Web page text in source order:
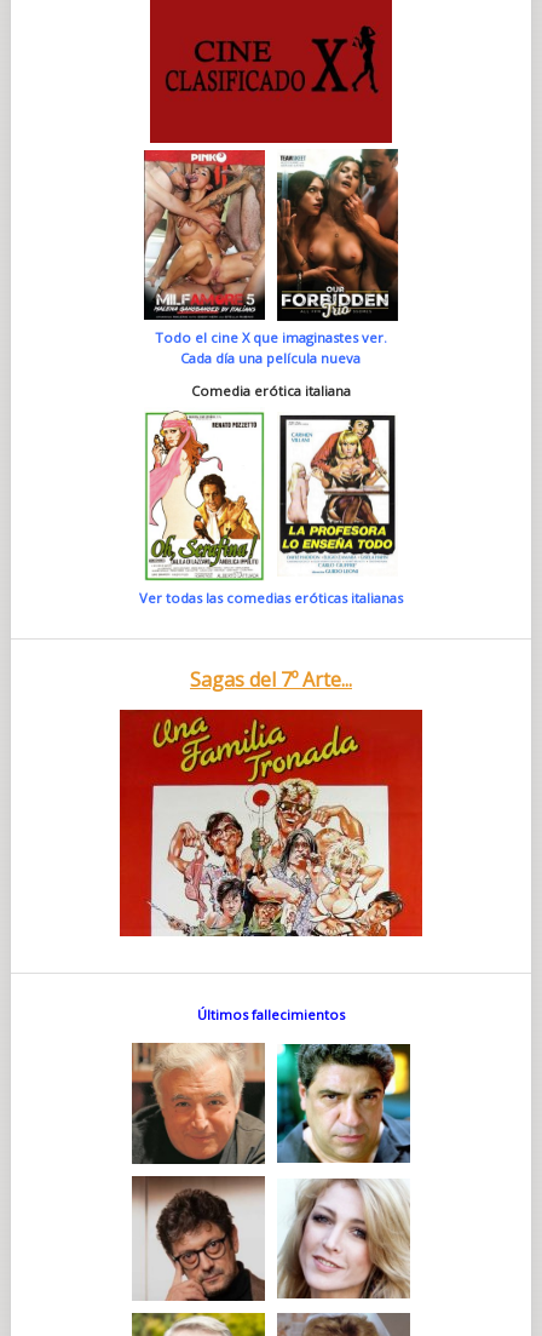
Todo el cine X que imaginastes ver.
Cada día una película nueva
Comedia erótica italiana
Ver todas las comedias eróticas italianas
Sagas del 7º Arte...
Últimos fallecimientos